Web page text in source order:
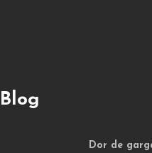
Blog
Dor de